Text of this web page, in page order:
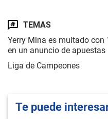
TEMAS
Yerry Mina es multado con
en un anuncio de apuestas
Liga de Campeones
Te puede